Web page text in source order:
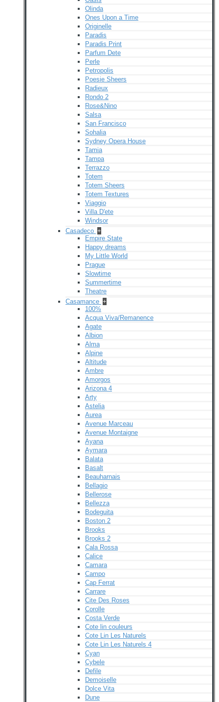
Olinda
Ones Upon a Time
Originelle
Paradis
Paradis Print
Parfum Dete
Perle
Petropolis
Poesie Sheers
Radieux
Rondo 2
Rose&Nino
Salsa
San Francisco
Sohalia
Sydney Opera House
Tamia
Tampa
Terrazzo
Totem
Totem Sheers
Totem Textures
Viaggio
Villa D'ete
Windsor
Casadeco +
Empire State
Happy dreams
My Little World
Prague
Slowtime
Summertime
Theatre
Casamance +
100%
Acqua Viva/Remanence
Agate
Albion
Alma
Alpine
Altitude
Ambre
Amorgos
Arizona 4
Arty
Astelia
Aurea
Avenue Marceau
Avenue Montaigne
Ayana
Aymara
Balata
Basalt
Beauharnais
Bellagio
Bellerose
Bellezza
Bodeguita
Boston 2
Brooks
Brooks 2
Cala Rossa
Calice
Camara
Campo
Cap Ferrat
Carrare
Cite Des Roses
Corolle
Costa Verde
Cote lin couleurs
Cote Lin Les Naturels
Cote Lin Les Naturels 4
Cyan
Cybele
Defile
Demoiselle
Dolce Vita
Dune